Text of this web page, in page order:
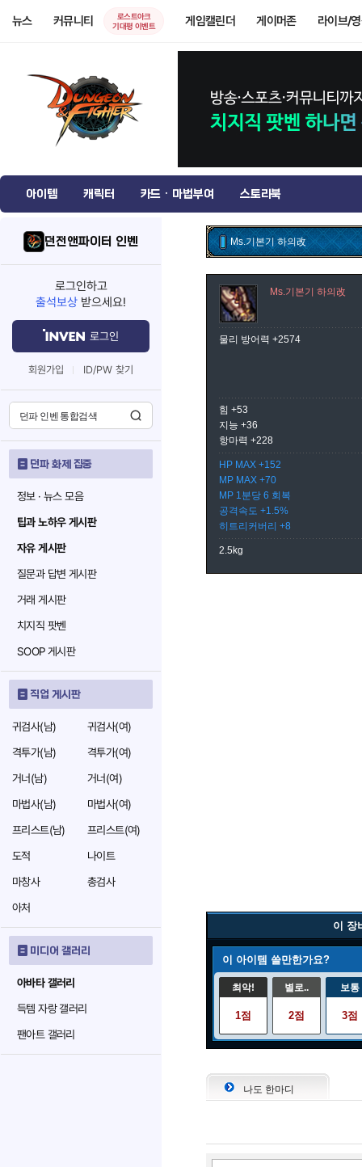
뉴스 커뮤니티
로스트아크
기대평 이벤트
게임캘린더 게이머존 라이브/
아이템 캐릭터 카드 · 마법부여 스토리북
던전앤파이터 인벤
로그인하고
출석보상 받으세요!
로그인
회원가입 ID/PW 찾기
던파 화제 집중
정보 · 뉴스 모음
팁과 노하우 게시판
자유 게시판
질문과 답변 게시판
거래 게시판
치지직 팟벤
SOOP 게시판
직업 게시판
귀검사(남)
귀검사(여)
격투가(남)
격투가(여)
거너(남)
거너(여)
마법사(남)
마법사(여)
프리스트(남)
프리스트(여)
도적
나이트
마창사
총검사
아처
미디어 갤러리
아바타 갤러리
득템 자랑 갤러리
팬아트 갤러리
Ms.기본기 하의改
Ms.기본기 하의改
물리 방어력 +2574
힘 +53
지능 +36
항마력 +228
HP MAX +152
MP MAX +70
MP 1분당 6 회복
공격속도 +1.5%
히트리커버리 +8
2.5kg
이 장
이 아이템 쓸만한가요?
최악!
1점
별로..
2점
보통
3점
나도 한마디